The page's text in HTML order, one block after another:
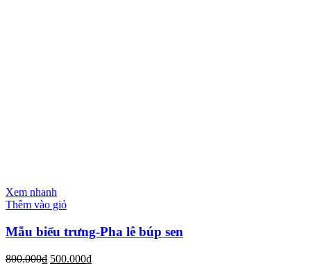
Xem nhanh
Thêm vào giỏ
Mẫu biểu trưng-Pha lê búp sen
800.000₫ 500.000₫